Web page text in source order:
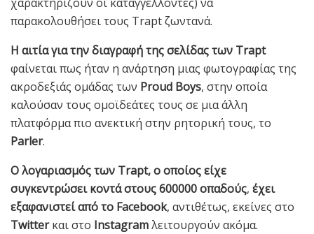
παρακολουθήσει τους Trapt ζωντανά.
Η αιτία για την διαγραφή της σελίδας των Trapt
φαίνεται πως ήταν η ανάρτηση μιας φωτογραφίας της
ακροδεξιάς ομάδας των Proud Boys, στην οποία
καλούσαν τους ομοϊδεάτες τους σε μια άλλη
πλατφόρμα πιο ανεκτική στην ρητορική τους, το
Parler.
Ο λογαριασμός των Trapt, ο οποίος είχε
συγκεντρώσει κοντά στους 600000 οπαδούς, έχει
εξαφανιστεί από το Facebook, αντιθέτως, εκείνες στο
Twitterκαι στο Instagramλειτουργούν ακόμα.